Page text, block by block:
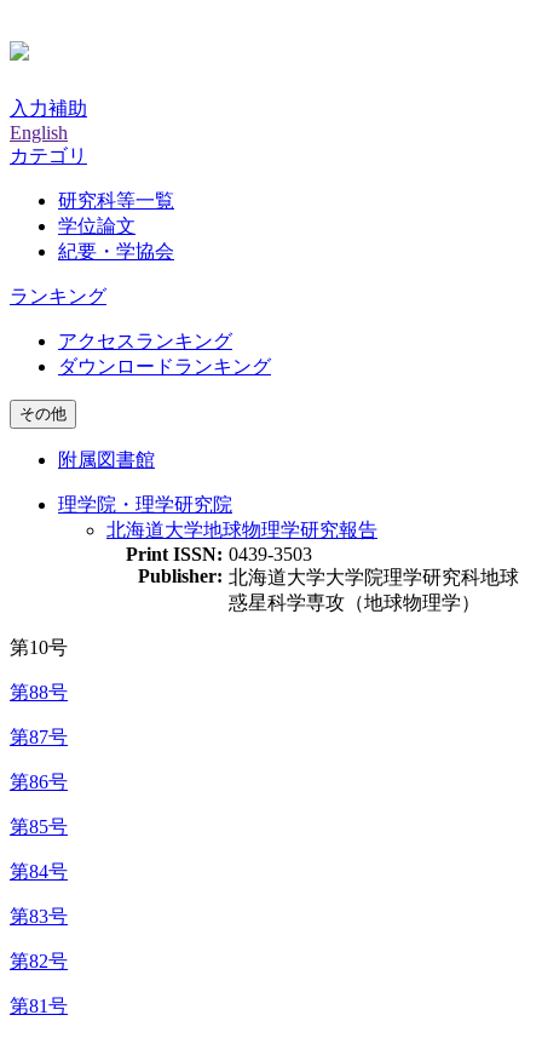
入力補助
English
カテゴリ
研究科等一覧
学位論文
紀要・学協会
ランキング
アクセスランキング
ダウンロードランキング
その他
附属図書館
理学院・理学研究院
北海道大学地球物理学研究報告
Print ISSN: 0439-3503
Publisher: 北海道大学大学院理学研究科地球
惑星科学専攻（地球物理学）
第10号
第88号
第87号
第86号
第85号
第84号
第83号
第82号
第81号